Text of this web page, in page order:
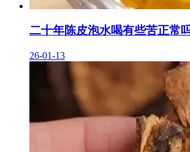
二十年陈皮泡水喝有些苦正常
26-01-13